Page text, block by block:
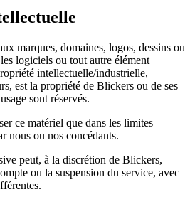
marques, domaines, logos, dessins ou
logiciels ou tout autre élément
intellectuelle/industrielle,
est la propriété de Blickers ou de ses
sont réservés.
ce matériel que dans les limites
nous ou nos concédants.
peut, à la discrétion de Blickers,
ou la suspension du service, avec